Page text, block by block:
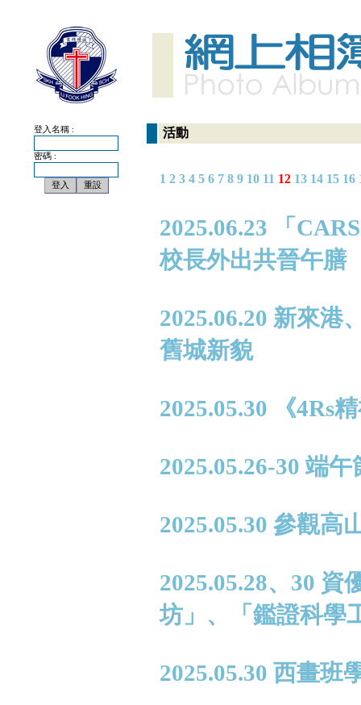
登入名稱 :
密碼 :
活動
1 2 3 4 5 6 7 8 9 10 11 12 13 14 15 16
2025.06.23 「
校長外出共晉午膳
2025.06.20 新來港
舊城新貌
2025.05.30 《4Rs
2025.05.26-30 端
2025.05.30 參觀
2025.05.28、30
坊」、「鑑證科學
2025.05.30 西畫班